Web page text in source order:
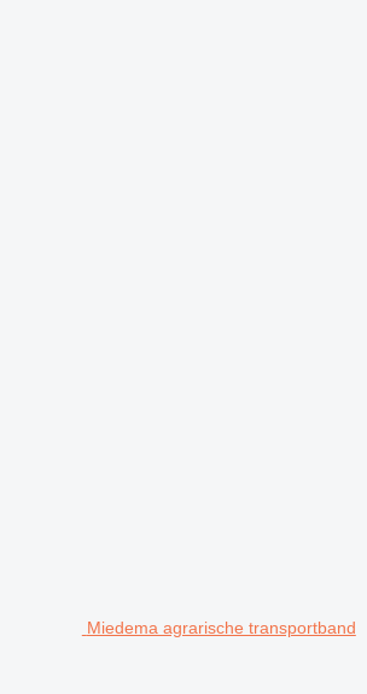
Miedema agrarische transportband